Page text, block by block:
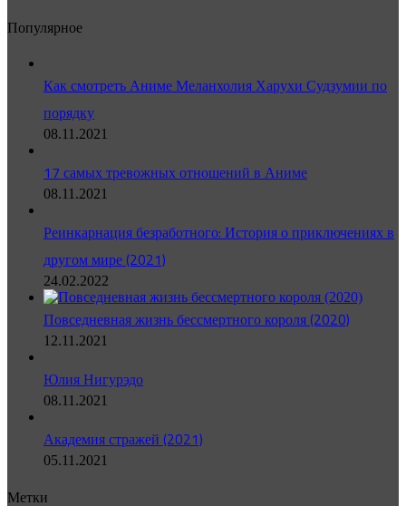
Популярное
Как смотреть Аниме Меланхолия Харухи Судзумии по
порядку
08.11.2021
17 самых тревожных отношений в Аниме
08.11.2021
Реинкарнация безработного: История о приключениях в
другом мире (2021)
24.02.2022
Повседневная жизнь бессмертного короля (2020)
12.11.2021
Юлия Нигурэдо
08.11.2021
Академия стражей (2021)
05.11.2021
Метки